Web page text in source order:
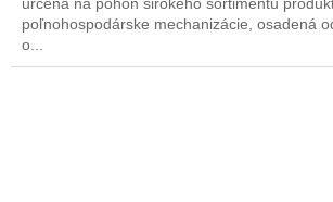
poľnohospodárske mechanizácie, osadená
o...